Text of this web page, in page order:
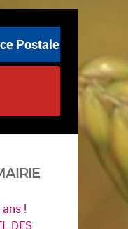
Communale est
!
DES